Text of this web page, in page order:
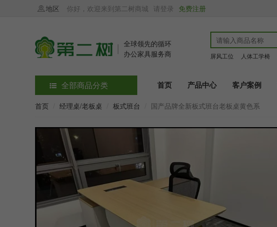
地区 你好，欢迎来到第二树商城 请登录 免费注册
全球领先的循环
办公家具服务商
屏风工位 人体工学椅
全部商品分类 首页 产品中心 客户案例
首页 经理桌/老板桌 板式班台 国产品牌全新板式班台老板桌黄色系